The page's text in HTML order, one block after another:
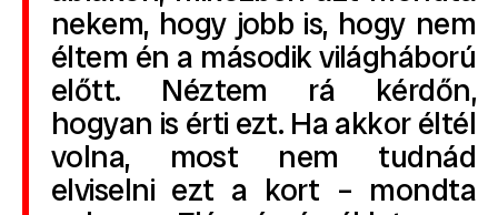
nekem, hogy jobb is, hogy nem
éltem én a második világháború
előtt. Néztem rá kérdőn,
hogyan is érti ezt. Ha akkor éltél
volna, most nem tudnád
elviselni ezt a kort – mondta